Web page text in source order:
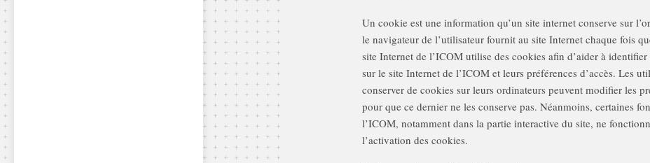
Un cookie est une information qu’un site internet conserve sur
le navigateur de l’utilisateur fournit au site Internet chaque fois
site Internet de l’ICOM utilise des cookies afin d’aider à
sur le site Internet de l’ICOM et leurs préférences d’accès. Les
conserver de cookies sur leurs ordinateurs peuvent modifier les
pour que ce dernier ne les conserve pas. Néanmoins, certaines
l’ICOM, notamment dans la partie interactive du site, ne
l’activation des cookies.